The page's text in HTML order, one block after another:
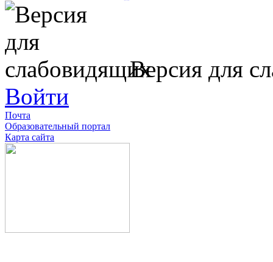
Версия для
Войти
Почта
Образовательный портал
Карта сайта